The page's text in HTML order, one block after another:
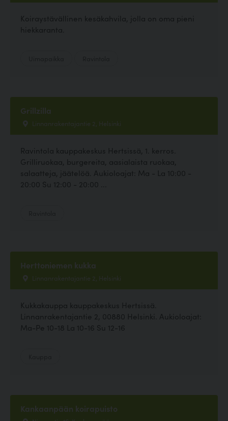
Koiraystävällinen kesäkahvila, jolla on oma pieni
hiekkaranta.
Grillzilla
Linnanrakentajantie 2, Helsinki
Ravintola kauppakeskus Hertsissä, 1. kerros.
Grilliruokaa, burgereita, aasialaista ruokaa,
salaatteja, jäätelöä. Aukioloajat: Ma - La 10:00 -
20:00 Su 12:00 - 20:00 ...
Herttoniemen kukka
Linnanrakentajantie 2, Helsinki
Kukkakauppa kauppakeskus Hertsissä.
Linnanrakentajantie 2, 00880 Helsinki. Aukioloajat:
Ma-Pe 10-18 La 10-16 Su 12-16
Kankaanpään koirapuisto